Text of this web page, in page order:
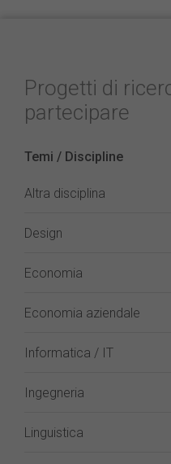
Progetti di
partecipare
Temi / Discipline
Altra disciplina
Design
Economia
Economia aziendale
Informatica / IT
Ingegneria
Linguistica